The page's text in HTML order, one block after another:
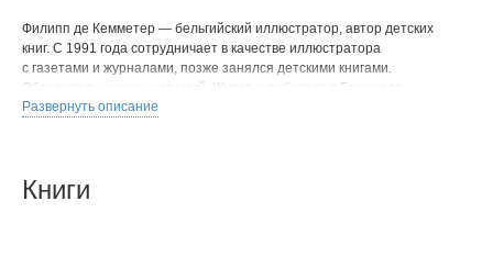
Филипп де Кемметер — бельгийский иллюстратор, автор детских
книг. С 1991 года сотрудничает в качестве иллюстратора
с газетами и журналами, позже занялся детскими книгами.
Обладатель книжных премий. Живет и работает в Брюсселе.
Развернуть описание
Книги